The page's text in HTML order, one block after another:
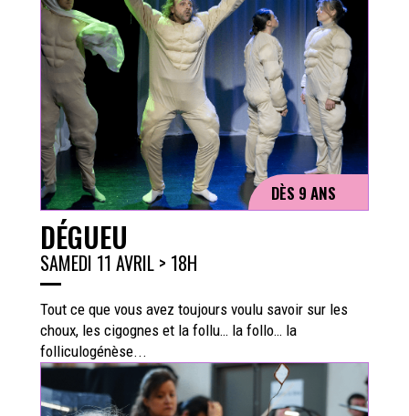
DÈS 9 ANS
DÉGUEU
SAMEDI 11 AVRIL > 18H
Tout ce que vous avez toujours voulu savoir sur les
choux, les cigognes et la follu… la follo… la
folliculogénèse...